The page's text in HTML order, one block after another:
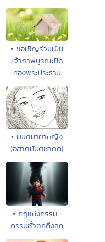
• ขอเชิญร่วมเป็น
เจ้าภาพบูรณะปิด
ทองพระประธาน
• มนต์มายาหญิง
(อสาตมันตชาดก)
• กฎแห่งกรรม :
กรรมชั่วตกถึงลูก